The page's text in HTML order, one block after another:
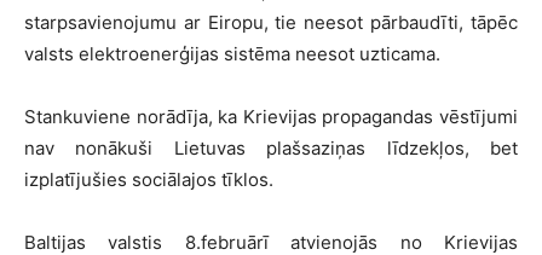
starpsavienojumu ar Eiropu, tie neesot pārbaudīti, tāpēc
valsts elektroenerģijas sistēma neesot uzticama.
Stankuviene norādīja, ka Krievijas propagandas vēstījumi
nav nonākuši Lietuvas plašsaziņas līdzekļos, bet
izplatījušies sociālajos tīklos.
Baltijas valstis 8.februārī atvienojās no Krievijas